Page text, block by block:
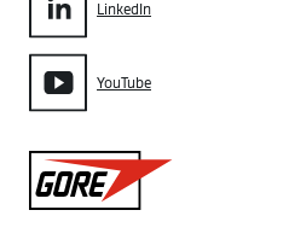
LinkedIn
YouTube
Gore